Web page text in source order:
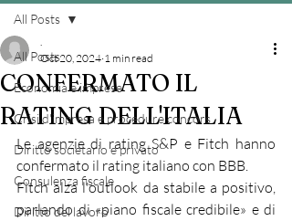
All Posts
Economia e imprese
Crisi d'impresa e procedure concors
Diritto societario e privato
Consulenza fiscale
Diritto del lavoro
All Posts
CONFERMATO IL
RATING DELL'ITALIA
.
Oct 20, 2024 1 min read
Le agenzie di rating S&P e Fitch hanno
confermato il rating italiano con BBB.
Fitch alza l'outlook da stabile a positivo,
parlando di «piano fiscale credibile» e di